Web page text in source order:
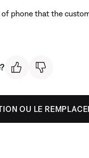
phone that the
OU LE